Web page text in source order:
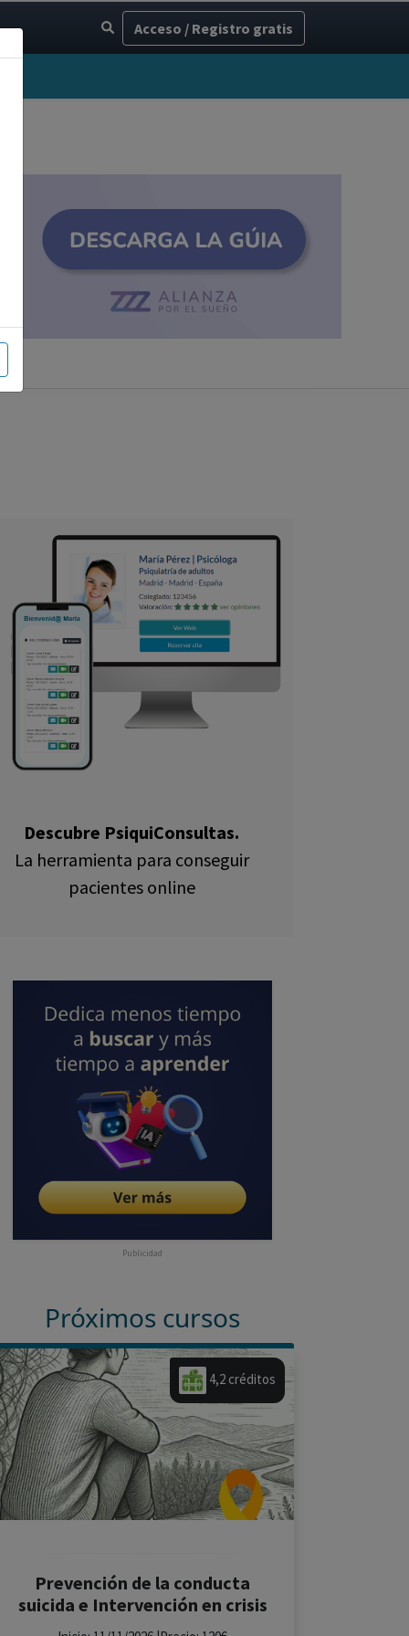
Acceso / Registro gratis
Descubre PsiquiConsultas.
La herramienta para conseguir
pacientes online
Publicidad
Próximos cursos
4,2 créditos
Prevención de la conducta
suicida e Intervención en crisis